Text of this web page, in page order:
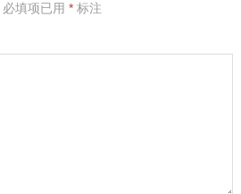
必填项已用 *标注